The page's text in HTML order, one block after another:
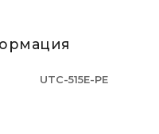
UTC-515E-PE